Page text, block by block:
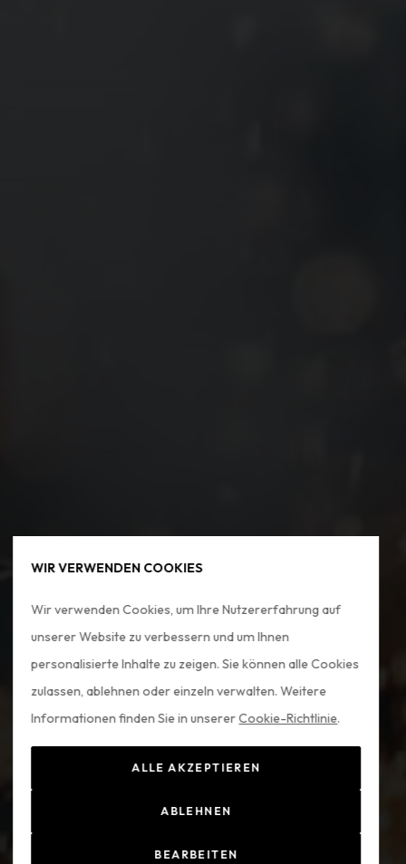
WIR VERWENDEN COOKIES
Wir verwenden Cookies, um Ihre Nutzererfahrung auf
unserer Website zu verbessern und um Ihnen
personalisierte Inhalte zu zeigen. Sie können alle Cookies
zulassen, ablehnen oder einzeln verwalten. Weitere
Informationen finden Sie in unsererCookie-Richtlinie.
ALLE AKZEPTIEREN
ABLEHNEN
BEARBEITEN